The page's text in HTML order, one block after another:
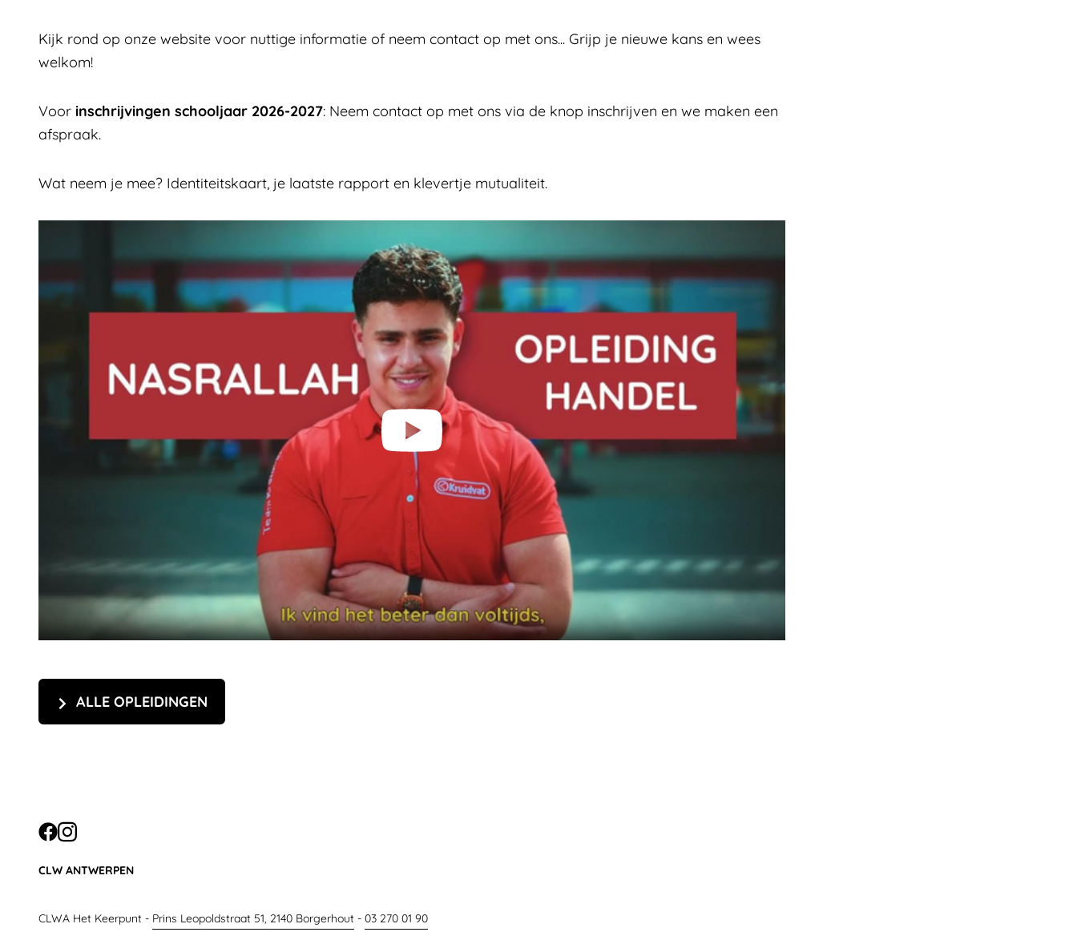
Kijk rond op onze website voor nuttige informatie of neem contact op met ons... Grijp je nieuwe kans en wees
welkom!
Voor inschrijvingen schooljaar 2026-2027: Neem contact op met ons via de knop inschrijven en we maken een
afspraak.
Wat neem je mee? Identiteitskaart, je laatste rapport en klevertje mutualiteit.
ALLE OPLEIDINGEN
CONTACT
CLW ANTWERPEN
CLWA Het Keerpunt - Prins Leopoldstraat 51, 2140 Borgerhout - 03 270 01 90